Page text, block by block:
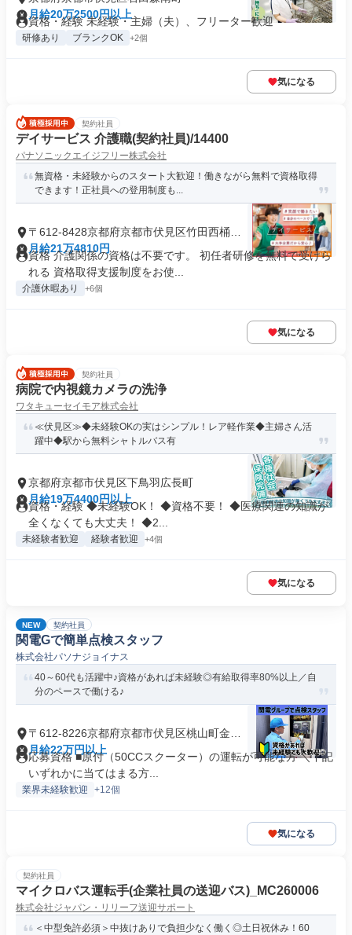
月給20万2500円以上
資格・経験 未経験・主婦（夫）、フリーター歓迎
研修あり ブランクOK +2個
気になる
契約社員
デイサービス 介護職(契約社員)/14400
パナソニックエイジフリー株式会社
無資格・未経験からのスタート大歓迎！働きながら無料で資格取得
できます！正社員への登用制度も...
〒612-8428京都府京都市伏見区竹田西桶ノ
井町
月給21万4810円
資格 介護関係の資格は不要です。 初任者研修を無料で受けら
れる 資格取得支援制度をお使...
介護休暇あり +6個
気になる
契約社員
病院で内視鏡カメラの洗浄
ワタキューセイモア株式会社
≪伏見区≫◆未経験OKの実はシンプル！レア軽作業◆主婦さん活
躍中◆駅から無料シャトルバス有
京都府京都市伏見区下鳥羽広長町
月給19万4400円以上
資格・経験 ◆未経験OK！ ◆資格不要！ ◆医療関連の知識が
全くなくても大丈夫！ ◆2...
未経験者歓迎 経験者歓迎 +4個
気になる
NEW 契約社員
関電Gで簡単点検スタッフ
株式会社パソナジョイナス
40～60代も活躍中♪資格があれば未経験◎有給取得率80%以上／自
分のペースで働ける♪
〒612-8226京都府京都市伏見区桃山町金井
戸島
月給22万円以上
応募資格 ■原付（50CCスクーター）の運転が可能な方 ＼下記
いずれかに当てはまる方...
業界未経験歓迎 +12個
気になる
契約社員
マイクロバス運転手(企業社員の送迎バス)_MC260006
株式会社ジャパン・リリーフ送迎サポート
＜中型免許必須＞中抜けありで負担少なく働く◎土日祝休み！60